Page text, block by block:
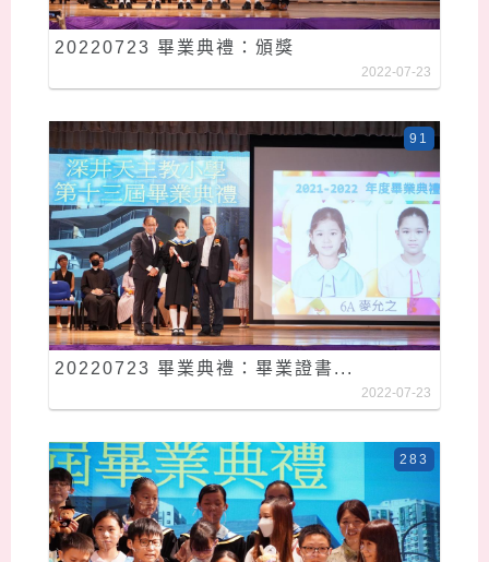
20220723 畢業典禮：頒獎
2022-07-23
20220723 畢業典禮：畢業證書...
91
2022-07-23
283